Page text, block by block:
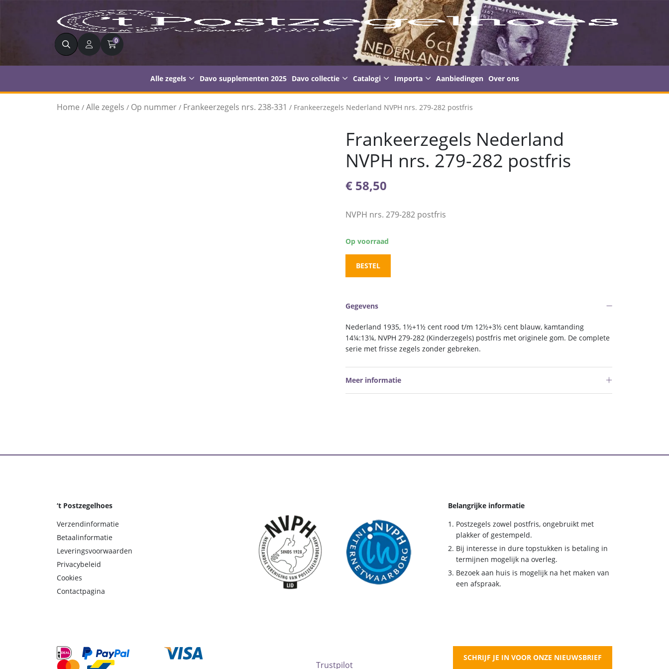
Zoeken 0
Alle zegels Davo supplementen 2025 Davo collectie Catalogi Importa Aanbiedingen Over ons
Home / Alle zegels / Op nummer / Frankeerzegels nrs. 238-331 / Frankeerzegels Nederland NVPH nrs. 279-282 postfris
Frankeerzegels Nederland
NVPH nrs. 279-282 postfris
€ 58,50
NVPH nrs. 279-282 postfris
Op voorraad
BESTEL
Gegevens
Nederland 1935, 1½+1½ cent rood t/m 12½+3½ cent blauw, kamtanding
14¼:13¼, NVPH 279-282 (Kinderzegels) postfris met originele gom. De complete
serie met frisse zegels zonder gebreken.
Meer informatie
‘t Postzegelhoes
Verzendinformatie
Betaalinformatie
Leveringsvoorwaarden
Privacybeleid
Cookies
Contactpagina
Belangrijke informatie
Postzegels zowel postfris, ongebruikt met
plakker of gestempeld.
Bij interesse in dure topstukken is betaling in
termijnen mogelijk na overleg.
Bezoek aan huis is mogelijk na het maken van
een afspraak.
Trustpilot
SCHRIJF JE IN VOOR ONZE NIEUWSBRIEF